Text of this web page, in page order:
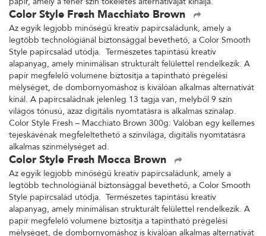
Color Style Fresh Macchiato Brown
Az egyik legjobb minőségű kreatív papírcsaládunk, amely a
legtöbb technológiánál biztonsággal bevethető, a Color Smooth
Style papírcsalád utódja. Természetes tapintású kreatív
alapanyag, amely minimálisan strukturált felülettel rendelkezik. A
papír megfelelő volumene biztosítja a tapintható prégelési
mélységet, de dombornyomáshoz is kiválóan alkalmas alternatívát
kínál. A papírcsaládnak jelenleg 13 tagja van, melyből 9 szín
világos tónusú, azaz digitális nyomtatásra is alkalmas színalap.
Color Style Fresh – Macchiato Brown 300g: Valóban egy kellemes
tejeskávénak megfeleltethető a színvilága, digitális nyomtatásra
alkalmas színmélységet ad.
Color Style Fresh Mocca Brown
Az egyik legjobb minőségű kreatív papírcsaládunk, amely a
legtöbb technológiánál biztonsággal bevethető, a Color Smooth
Style papírcsalád utódja. Természetes tapintású kreatív
alapanyag, amely minimálisan strukturált felülettel rendelkezik. A
papír megfelelő volumene biztosítja a tapintható prégelési
mélységet, de dombornyomáshoz is kiválóan alkalmas alternatívát